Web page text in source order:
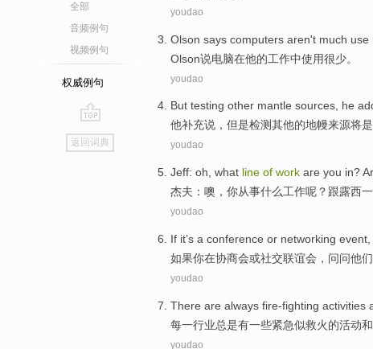
全部
音频例句
视频例句
权威例句
go
top
返回词典
youdao
Olson says computers aren't much use
Olson说电脑在他的工作中使用很少。
youdao
But testing other mantle sources, he
他补充说， 但是检测其他的地幔来源将是
youdao
Jeff: oh what line of work are you in?
杰夫 ： 噢 ， 你从事什么工作呢？跟露西
youdao
If it’s a conference or networking event,
如果你在协商会或社交联谊会， 问问他
youdao
There are always fire-fighting activities
每一行业总是有一些紧急似救火的活动和
youdao